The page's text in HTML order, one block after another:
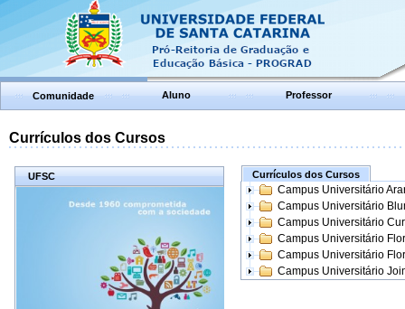
Comunidade Aluno Professor
Currículos dos Cursos
UFSC Currículos dos Cursos
Campus Universitário
Campus Universitário
Campus Universitário
Campus Universitário
Campus Universitário
Campus Universitário